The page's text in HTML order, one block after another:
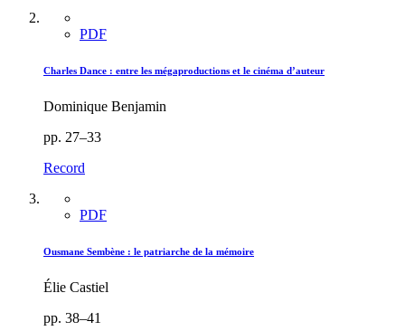
PDF
Charles Dance : entre les mégaproductions et le cinéma d’auteur
Dominique Benjamin
pp. 27–33
Record
PDF
Ousmane Sembène : le patriarche de la mémoire
Élie Castiel
pp. 38–41